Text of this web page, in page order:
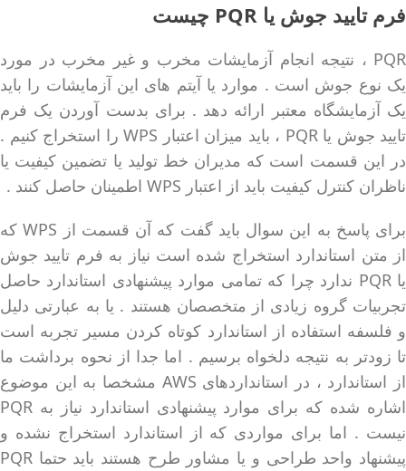
فرم تایید جوش یا PQR چیست
PQR ، نتیجه انجام آزمایشات مخرب و غیر مخرب در مورد
یک نوع جوش است . موارد یا آیتم های این آزمایشات را باید
یک آزمایشگاه معتبر ارائه دهد . برای بدست آوردن یک فرم
تایید جوش یا PQR ، باید میزان اعتبار WPS را استخراج کنیم .
در این قسمت است که مدیران خط تولید یا تضمین کیفیت یا
ناظران کنترل کیفیت باید از اعتبار WPS اطمینان حاصل کنند .
برای پاسخ به این سوال باید گفت که آن قسمت از WPS که
از متن استاندارد استخراج شده است نیاز به فرم تایید جوش
یا PQR ندارد چرا که تمامی موارد پیشنهادی استاندارد حاصل
تجربیات گروه زیادی از متخصصان هستند . یا به عبارتی دلیل
و فلسفه استفاده از استاندارد کوتاه کردن مسیر تجربه است
تا زودتر به نتیجه دلخواه برسیم . اما جدا از نحوه برداشت ما
از استاندارد ، در استانداردهای AWS مشخصا به این موضوع
اشاره شده که برای موارد پیشنهادی استاندارد نیاز به PQR
نیست . اما برای مواردی که از استاندارد استخراج نشده و
پیشنهاد واحد طراحی و یا مشاور طرح هستند باید حتما PQR